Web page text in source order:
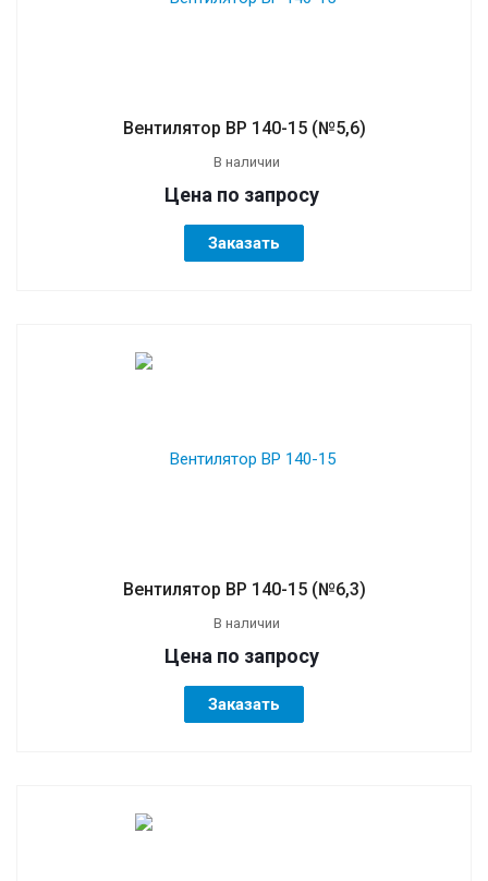
Вентилятор ВР 140-15 (№5,6)
В наличии
Цена по запросу
Заказать
Вентилятор ВР 140-15 (№6,3)
В наличии
Цена по запросу
Заказать